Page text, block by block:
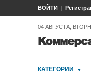
ВОЙТИ
04 АВГУСТА,
КАТЕГОРИИ